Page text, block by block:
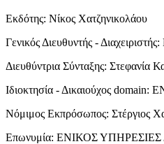
Εκδότης: Νίκος Χατζηνικολάου
Γενικός Διευθυντής - Διαχειριστής:
Διευθύντρια Σύνταξης: Στεφανία
Ιδιοκτησία - Δικαιούχος domain:
Νόμιμος Εκπρόσωπος: Στέργιος
Επωνυμία: ΕΝΙΚΟΣ ΥΠΗΡΕΣΙΕΣ